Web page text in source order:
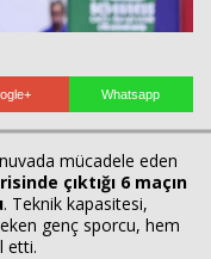
Whatsapp
mücadele eden
çıktığı 6 maçın
. Teknik kapasitesi,
genç sporcu, hem
etti.
Haberin Doğru Adresi.